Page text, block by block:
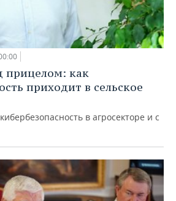
прицелом: как
приходит в сельское
в агросекторе и с